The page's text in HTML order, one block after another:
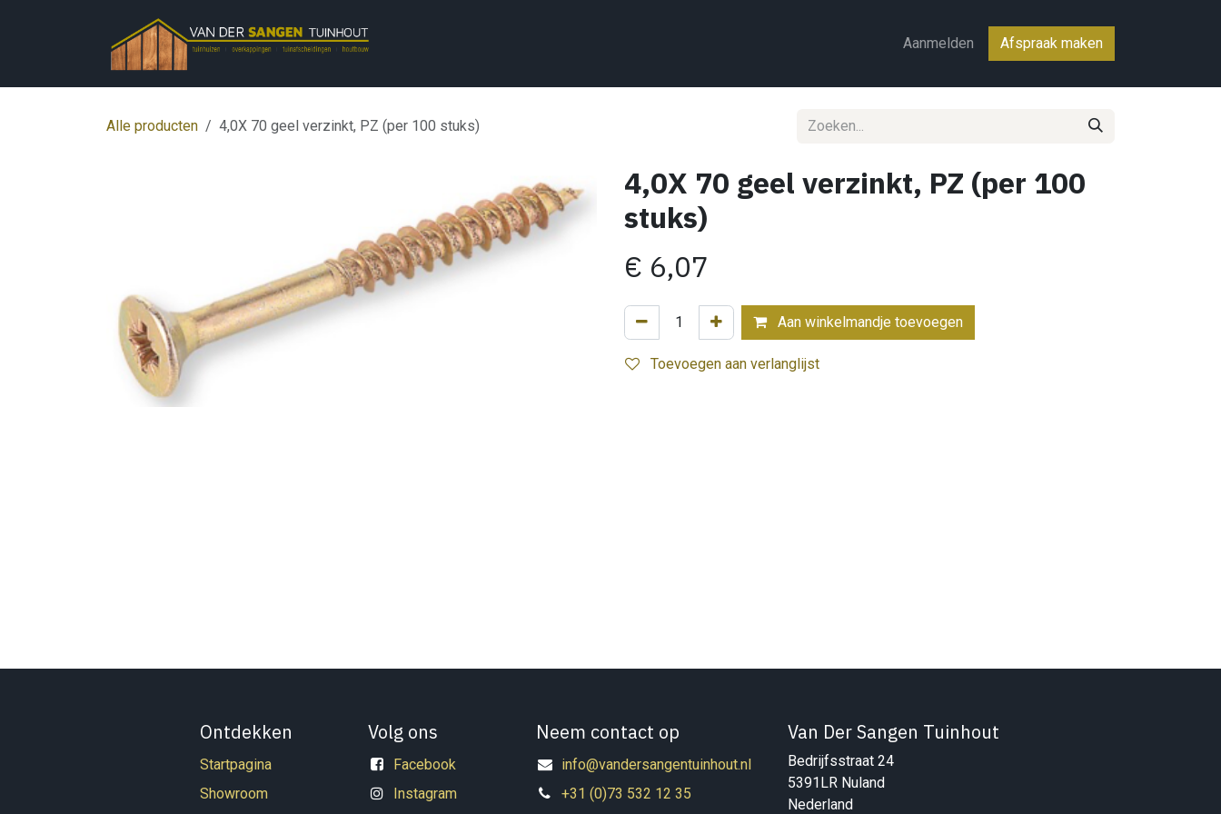
Aanmelden Afspraak maken
Alle producten 4,0X 70 geel verzinkt, PZ (per 100 stuks)
4,0X 70 geel verzinkt, PZ (per 100
stuks)
€ 6,07
Aan winkelmandje toevoegen
Toevoegen aan verlanglijst
Ontdekken
Startpagina
Showroom
Volg ons
Facebook
Instagram
Neem contact op
info@vandersangentuinhout.nl
+31 (0)73 532 12 35
Van Der Sangen Tuinhout
Bedrijfsstraat 24
5391LR Nuland
Nederland